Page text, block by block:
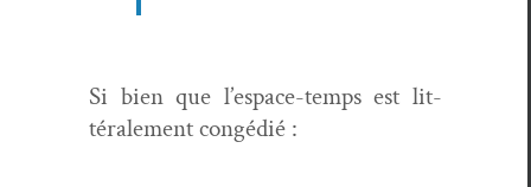
Si bien que l’espace-temps est lit­
térale­ment congédié :